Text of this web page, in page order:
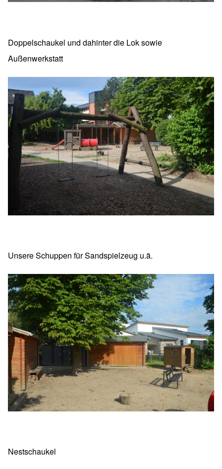
Doppelschaukel und dahinter die Lok sowie
Außenwerkstatt
Unsere Schuppen für Sandspielzeug u.ä.
Nestschaukel